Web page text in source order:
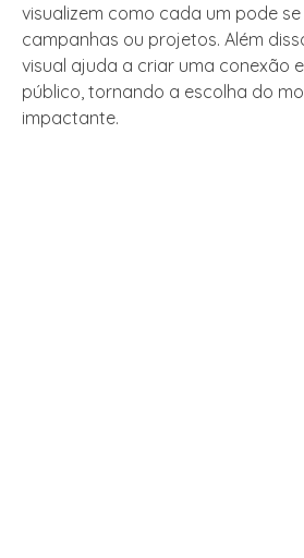
visualizem como cada um pode
campanhas ou projetos. Além
visual ajuda a criar uma conexão
público, tornando a escolha do
impactante.